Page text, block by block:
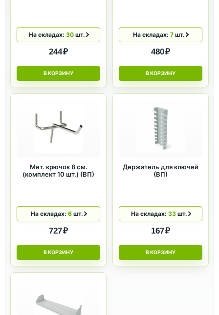
На складах: 30шт.
244 ₽
В КОРЗИНУ
На складах:7 шт.
480 ₽
В КОРЗИНУ
Мет. крючок 8 см.
(комплект 10 шт.) (ВП)
На складах: 6шт.
727 ₽
В КОРЗИНУ
Держатель для ключей
(ВП)
На складах: 33шт.
167 ₽
В КОРЗИНУ